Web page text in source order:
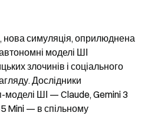
симуляція, оприлюднена
моделі ШІ
злочинів і соціального
Дослідники
моделі ШІ — Claude, Gemini 3
Mini — в спільному